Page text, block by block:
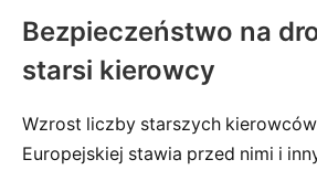
Bezpieczeństwo na
starsi kierowcy
Wzrost liczby starszych
Europejskiej stawia przed nimi i